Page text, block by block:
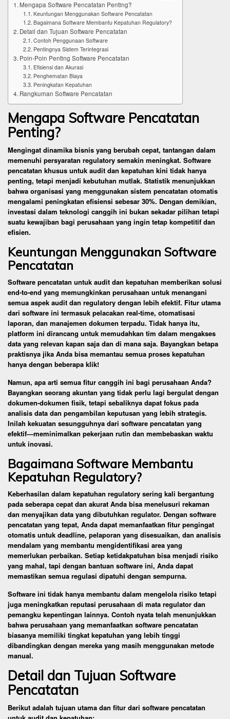
Mengapa Software Pencatatan Penting?
Keuntungan Menggunakan Software Pencatatan
Bagaimana Software Membantu Kepatuhan Regulatory?
Detail dan Tujuan Software Pencatatan
Contoh Penggunaan Software
Pentingnya Sistem Terintegrasi
Poin-Poin Penting Software Pencatatan
Efisiensi dan Akurasi
Penghematan Biaya
Peningkatan Kepatuhan
Rangkuman Software Pencatatan
Mengapa Software Pencatatan
Penting?
Mengingat dinamika bisnis yang berubah cepat, tantangan dalam
memenuhi persyaratan regulatory semakin meningkat. Software
pencatatan khusus untuk audit dan kepatuhan kini tidak hanya
penting, tetapi menjadi kebutuhan mutlak. Statistik menunjukkan
bahwa organisasi yang menggunakan sistem pencatatan otomatis
mengalami peningkatan efisiensi sebesar 30%. Dengan demikian,
investasi dalam teknologi canggih ini bukan sekadar pilihan tetapi
suatu kewajiban bagi perusahaan yang ingin tetap kompetitif dan
efisien.
Keuntungan Menggunakan Software
Pencatatan
Software pencatatan untuk audit dan kepatuhan memberikan solusi
end-to-end yang memungkinkan perusahaan untuk menangani
semua aspek audit dan regulatory dengan lebih efektif. Fitur utama
dari software ini termasuk pelacakan real-time, otomatisasi
laporan, dan manajemen dokumen terpadu. Tidak hanya itu,
platform ini dirancang untuk memudahkan tim dalam mengakses
data yang relevan kapan saja dan di mana saja. Bayangkan betapa
praktisnya jika Anda bisa memantau semua proses kepatuhan
hanya dengan beberapa klik!
Namun, apa arti semua fitur canggih ini bagi perusahaan Anda?
Bayangkan seorang akuntan yang tidak perlu lagi bergulat dengan
dokumen-dokumen fisik, tetapi sebaliknya dapat fokus pada
analisis data dan pengambilan keputusan yang lebih strategis.
Inilah kekuatan sesungguhnya dari software pencatatan yang
efektif—meminimalkan pekerjaan rutin dan membebaskan waktu
untuk inovasi.
Bagaimana Software Membantu
Kepatuhan Regulatory?
Keberhasilan dalam kepatuhan regulatory sering kali bergantung
pada seberapa cepat dan akurat Anda bisa menelusuri rekaman
dan menyajikan data yang dibutuhkan regulator. Dengan software
pencatatan yang tepat, Anda dapat memanfaatkan fitur pengingat
otomatis untuk deadline, pelaporan yang disesuaikan, dan analisis
mendalam yang membantu mengidentifikasi area yang
memerlukan perbaikan. Setiap ketidakpatuhan bisa menjadi risiko
yang mahal, tapi dengan bantuan software ini, Anda dapat
memastikan semua regulasi dipatuhi dengan sempurna.
Software ini tidak hanya membantu dalam mengelola risiko tetapi
juga meningkatkan reputasi perusahaan di mata regulator dan
pemangku kepentingan lainnya. Contoh nyata telah menunjukkan
bahwa perusahaan yang memanfaatkan software pencatatan
biasanya memiliki tingkat kepatuhan yang lebih tinggi
dibandingkan dengan mereka yang masih menggunakan metode
manual.
Detail dan Tujuan Software
Pencatatan
Berikut adalah tujuan utama dan fitur dari software pencatatan